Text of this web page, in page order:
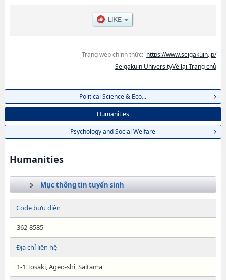
Trang web chính thức: https://www.seigakuin.jp/
Seigakuin UniversityVề lại Trang chủ
Political Science & Eco...
Humanities
Psychology and Social Welfare
Humanities
Mục thông tin tuyển sinh
Code bưu điện
362-8585
Địa chỉ liên hệ
1-1 Tosaki, Ageo-shi, Saitama